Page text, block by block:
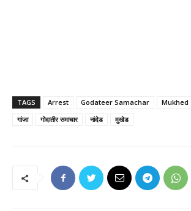
TAGS Arrest Godateer Samachar Mukhed
गांजा
गोदातीर समाचार नांदेड मुखेड